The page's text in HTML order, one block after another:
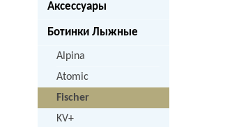
Аксессуары
Ботинки Лыжные
Alpina
Atomic
Fischer
KV+